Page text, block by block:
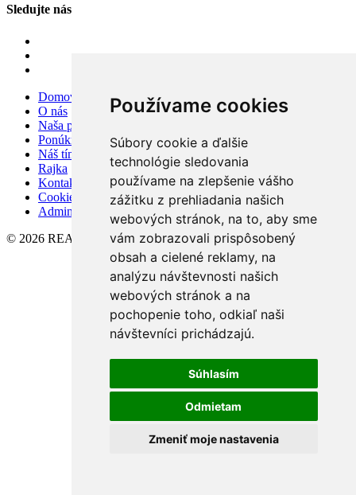
Používame cookies
Súbory cookie a ďalšie
technológie sledovania
používame na zlepšenie vášho
zážitku z prehliadania našich
webových stránok, na to, aby sme
vám zobrazovali prispôsobený
obsah a cielené reklamy, na
analýzu návštevnosti našich
webových stránok a na
pochopenie toho, odkiaľ naši
návštevníci prichádzajú.
Súhlasím
Odmietam
Zmeniť moje nastavenia
Sledujte nás
Domov
O nás
Naša ponuka
Ponúknite nám
Náš tím
Rajka
Kontakt
Cookies
Admin
© 2026 REALITYCITY s. r. o.